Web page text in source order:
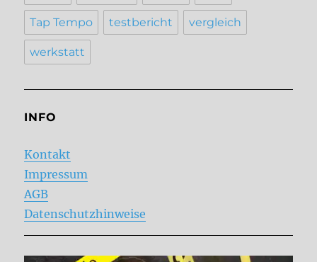
Tap Tempo testbericht vergleich
werkstatt
INFO
Kontakt
Impressum
AGB
Datenschutzhinweise